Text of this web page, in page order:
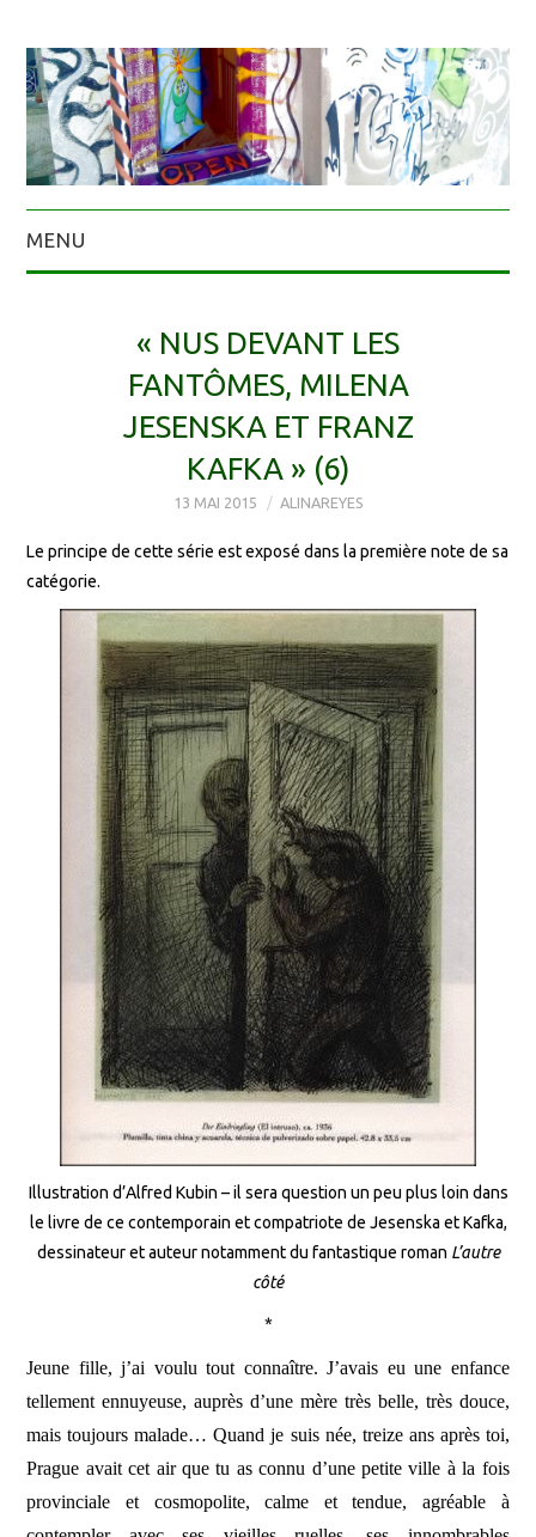
MENU
« NUS DEVANT LES
FANTÔMES, MILENA
JESENSKA ET FRANZ
KAFKA » (6)
13 MAI 2015 ALINAREYES
Le principe de cette série est exposé dans la première note de sa
catégorie.
Illustration d’Alfred Kubin – il sera question un peu plus loin dans
le livre de ce contemporain et compatriote de Jesenska et Kafka,
dessinateur et auteur notamment du fantastique roman L’autre
côté
*
Jeune fille, j’ai voulu tout connaître. J’avais eu une enfance
tellement ennuyeuse, auprès d’une mère très belle, très douce,
mais toujours malade… Quand je suis née, treize ans après toi,
Prague avait cet air que tu as connu d’une petite ville à la fois
provinciale et cosmopolite, calme et tendue, agréable à